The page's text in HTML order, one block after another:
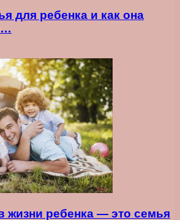
для ребенка и как она
жизни ребенка ― это семья